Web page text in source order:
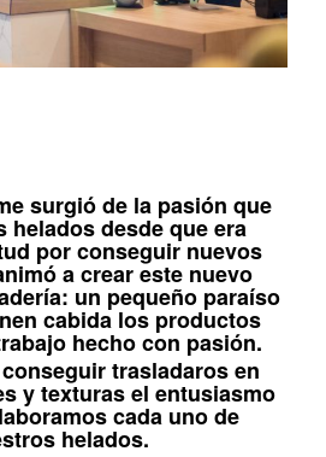
surgió de la pasión que
helados desde que era
por conseguir nuevos
a crear este nuevo
un pequeño paraíso
cabida los productos
hecho con pasión.
trasladaros en
y texturas el entusiasmo
cada uno de
helados.